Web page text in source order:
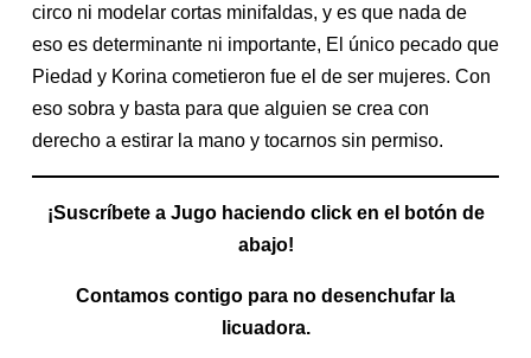
circo ni modelar cortas minifaldas, y es que nada de
eso es determinante ni importante, El único pecado que
Piedad y Korina cometieron fue el de ser mujeres. Con
eso sobra y basta para que alguien se crea con
derecho a estirar la mano y tocarnos sin permiso.
¡Suscríbete a Jugo haciendo click en el botón de
abajo!
Contamos contigo para no desenchufar la
licuadora.